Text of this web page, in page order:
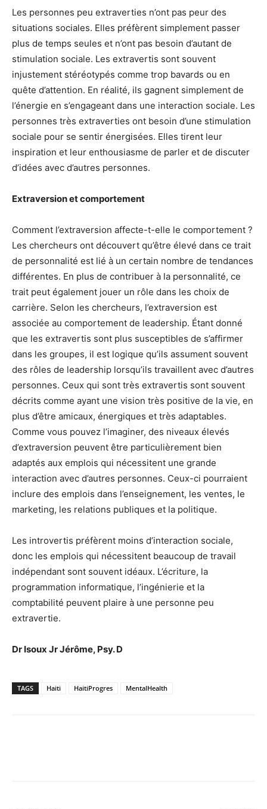
Les personnes peu extraverties n’ont pas peur des
situations sociales. Elles préfèrent simplement passer
plus de temps seules et n’ont pas besoin d’autant de
stimulation sociale. Les extravertis sont souvent
injustement stéréotypés comme trop bavards ou en
quête d’attention. En réalité, ils gagnent simplement de
l’énergie en s’engageant dans une interaction sociale. Les
personnes très extraverties ont besoin d’une stimulation
sociale pour se sentir énergisées. Elles tirent leur
inspiration et leur enthousiasme de parler et de discuter
d’idées avec d’autres personnes.
Extraversion et comportement
Comment l’extraversion affecte-t-elle le comportement ?
Les chercheurs ont découvert qu’être élevé dans ce trait
de personnalité est lié à un certain nombre de tendances
différentes. En plus de contribuer à la personnalité, ce
trait peut également jouer un rôle dans les choix de
carrière. Selon les chercheurs, l’extraversion est
associée au comportement de leadership. Étant donné
que les extravertis sont plus susceptibles de s’affirmer
dans les groupes, il est logique qu’ils assument souvent
des rôles de leadership lorsqu’ils travaillent avec d’autres
personnes. Ceux qui sont très extravertis sont souvent
décrits comme ayant une vision très positive de la vie, en
plus d’être amicaux, énergiques et très adaptables.
Comme vous pouvez l’imaginer, des niveaux élevés
d’extraversion peuvent être particulièrement bien
adaptés aux emplois qui nécessitent une grande
interaction avec d’autres personnes. Ceux-ci pourraient
inclure des emplois dans l’enseignement, les ventes, le
marketing, les relations publiques et la politique.
Les introvertis préfèrent moins d’interaction sociale,
donc les emplois qui nécessitent beaucoup de travail
indépendant sont souvent idéaux. L’écriture, la
programmation informatique, l’ingénierie et la
comptabilité peuvent plaire à une personne peu
extravertie.
Dr Isoux Jr Jérôme, Psy. D
TAGS Haiti HaitiProgres MentalHealth